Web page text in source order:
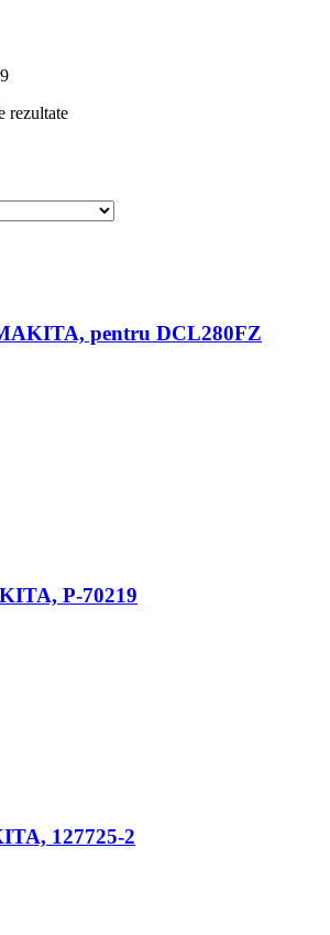
rezultate
pentru DCL280FZ
P-70219
127725-2